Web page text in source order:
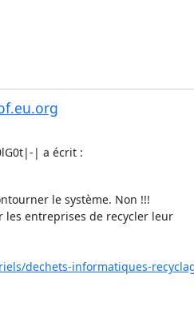
| a écrit :
le système. Non !!!
entreprises de recycler leur
dechets-informatiques-